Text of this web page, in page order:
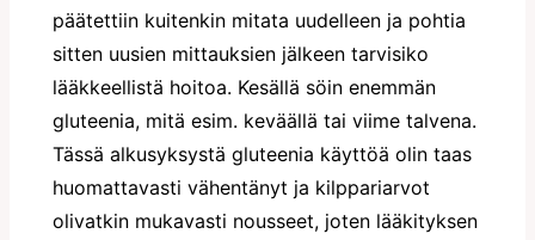
päätettiin kuitenkin mitata uudelleen ja pohtia
sitten uusien mittauksien jälkeen tarvisiko
lääkkeellistä hoitoa. Kesällä söin enemmän
gluteenia, mitä esim. keväällä tai viime talvena.
Tässä alkusyksystä gluteenia käyttöä olin taas
huomattavasti vähentänyt ja kilppariarvot
olivatkin mukavasti nousseet, joten lääkityksen